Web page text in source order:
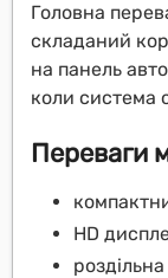
Головна
складаний
на панель
коли система
Переваги
HD